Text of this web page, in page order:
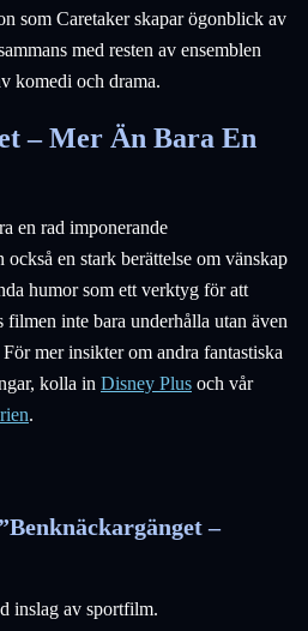
som Caretaker skapar ögonblick av
med resten av ensemblen
komedi och drama.
– Mer Än Bara En
en rad imponerande
också en stark berättelse om vänskap
humor som ett verktyg för att
filmen inte bara underhålla utan även
mer insikter om andra fantastiska
kolla in Disney Plus och vår
.
–
inslag av sportfilm.